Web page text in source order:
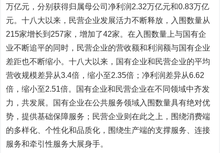
万亿元，分别获得归属母公司净利润2.32万亿元和0.83万亿
元。十八大以来，民营企业发展活力不断释放，入围数量从
215家增长到257家，增加了42家。在入围数量上与国有企
业不断追平的同时，民营企业的营收额和利润额与国有企业
差距也不断缩小。十八大以来，国有企业和民营企业的平均
营收规模差异从3.4倍，缩小至2.35倍；净利润差异从6.62
倍，缩小至2.51倍。国有企业和民营企业在不同领域中齐发
力，共发展。国有企业在公共服务领域入围数量具有绝对优
势，提供基础保障服务；民营企业则在此之上，围绕消费端
的多样化、个性化和品质化，围绕生产端的支撑服务、连接
服务和牵引性服务大展身手。